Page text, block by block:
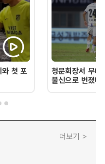
첫 포
청문회장서 무너
불신으로 번졌
더보기 >